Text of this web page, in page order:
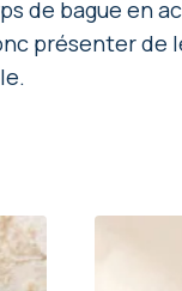
de bague en
présenter